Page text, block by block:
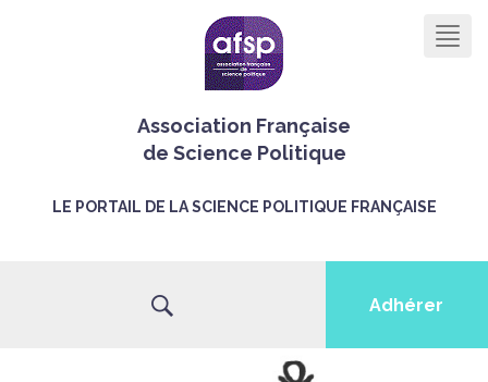
Association Française
de Science Politique
LE PORTAIL DE LA SCIENCE POLITIQUE FRANÇAISE
Adhérer